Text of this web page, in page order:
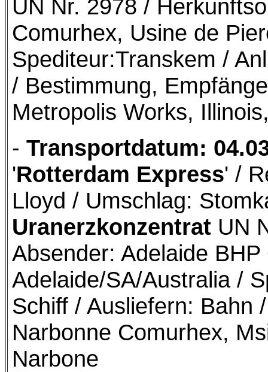
UN Nr. 2978 /
Comurhex, Usine de
Spediteur:Transkem /
/ Bestimmung,
Metropolis Works,
- Transportdatum:
'Rotterdam Express' /
Lloyd / Umschlag:
Uranerzkonzentrat UN
Absender: Adelaide
Adelaide/SA/Australia /
Schiff / Ausliefern: Bahn
Narbonne Comurhex,
Narbone